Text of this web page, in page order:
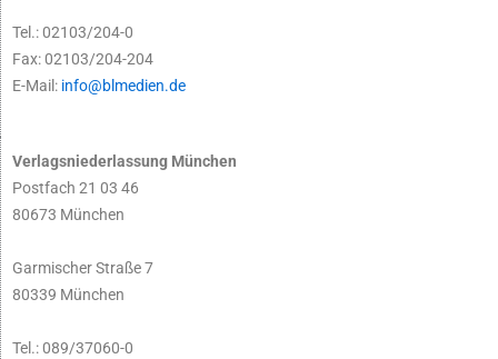
Tel.: 02103/204-0
Fax: 02103/204-204
E-Mail: info@blmedien.de
Verlagsniederlassung München
Postfach 21 03 46
80673 München
Garmischer Straße 7
80339 München
Tel.: 089/37060-0